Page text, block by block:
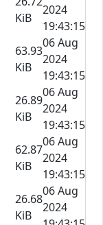
KiB
2024
19:43:15
63.93
KiB
06 Aug
2024
19:43:15
26.89
KiB
06 Aug
2024
19:43:15
62.87
KiB
06 Aug
2024
19:43:15
26.68
KiB
06 Aug
2024